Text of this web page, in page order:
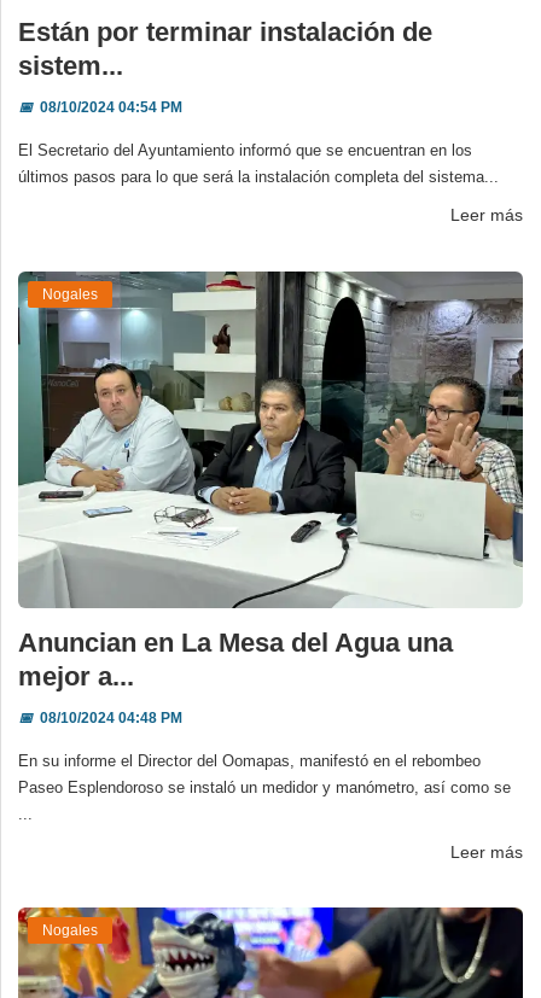
Están por terminar instalación de
sistem...
📅08/10/2024 04:54 PM
El Secretario del Ayuntamiento informó que se encuentran en los
últimos pasos para lo que será la instalación completa del sistema...
Leer más
Nogales
Anuncian en La Mesa del Agua una
mejor a...
📅08/10/2024 04:48 PM
En su informe el Director del Oomapas, manifestó en el rebombeo
Paseo Esplendoroso se instaló un medidor y manómetro, así como se
...
Leer más
Nogales